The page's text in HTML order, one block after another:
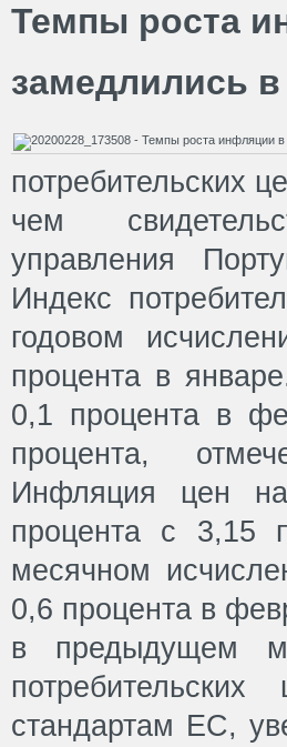
Темпы роста
замедлились
потребительских
чем
управления
Индекс
годовом
процента в
0,1 процента в
процента,
Инфляция цен
процента с 3,15
месячном
0,6 процента в
в предыдущем
стандартам ЕС,